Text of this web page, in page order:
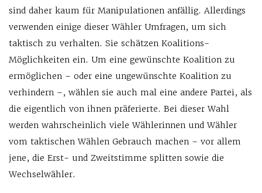
sind daher kaum für Manipulationen anfällig. Allerdings
verwenden einige dieser Wähler Umfragen, um sich
taktisch zu verhalten. Sie schätzen Koalitions-
Möglichkeiten ein. Um eine gewünschte Koalition zu
ermöglichen – oder eine ungewünschte Koalition zu
verhindern –, wählen sie auch mal eine andere Partei, als
die eigentlich von ihnen präferierte. Bei dieser Wahl
werden wahrscheinlich viele Wählerinnen und Wähler
vom taktischen Wählen Gebrauch machen – vor allem
jene, die Erst- und Zweitstimme splitten sowie die
Wechselwähler.